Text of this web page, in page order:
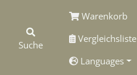
Suche
Warenkorb
Vergleichsliste
Languages